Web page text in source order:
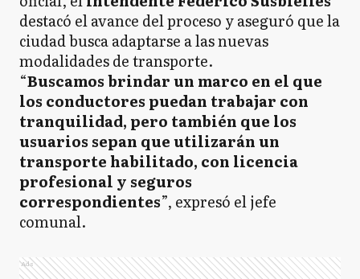
destacó el avance del proceso y aseguró que la
ciudad busca adaptarse a las nuevas
modalidades de transporte.
“Buscamos brindar un marco en el que
los conductores puedan trabajar con
tranquilidad, pero también que los
usuarios sepan que utilizarán un
transporte habilitado, con licencia
profesional y seguros
correspondientes”, expresó el jefe
comunal.
Ads